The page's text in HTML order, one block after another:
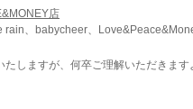
店
rain、babycheer、
しますが、何卒ご理解いただきます